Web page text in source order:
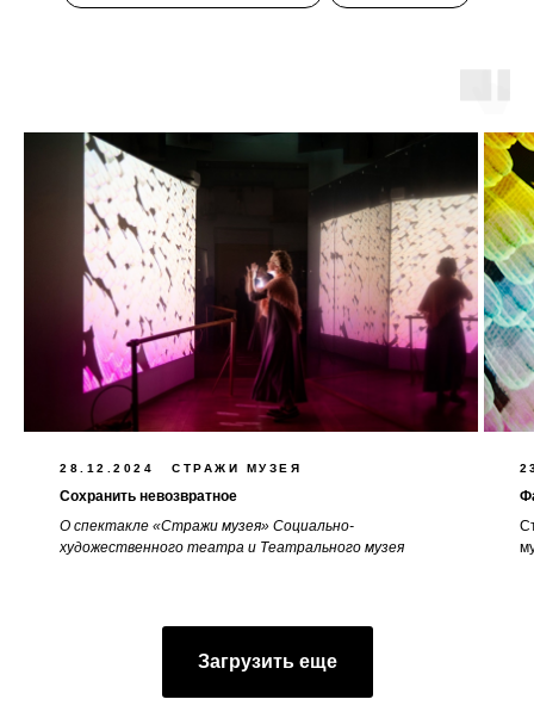
28.12.2024 СТРАЖИ МУЗЕЯ
Сохранить невозвратное
О спектакле «Стражи музея» Социально-
художественного театра и Театрального музея
Загрузить еще